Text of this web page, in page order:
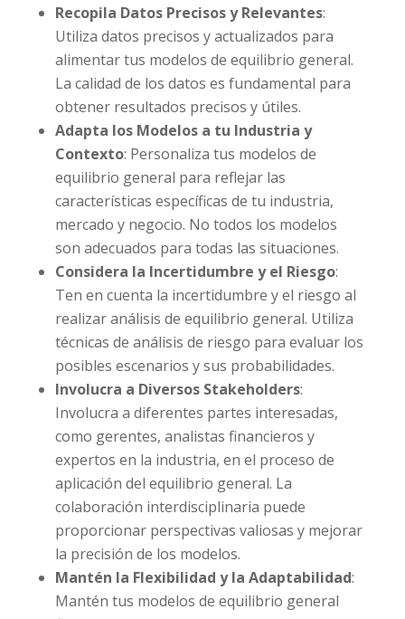
Recopila Datos Precisos y Relevantes:
Utiliza datos precisos y actualizados para
alimentar tus modelos de equilibrio general.
La calidad de los datos es fundamental para
obtener resultados precisos y útiles.
Adapta los Modelos a tu Industria y
Contexto: Personaliza tus modelos de
equilibrio general para reflejar las
características específicas de tu industria,
mercado y negocio. No todos los modelos
son adecuados para todas las situaciones.
Considera la Incertidumbre y el Riesgo:
Ten en cuenta la incertidumbre y el riesgo al
realizar análisis de equilibrio general. Utiliza
técnicas de análisis de riesgo para evaluar los
posibles escenarios y sus probabilidades.
Involucra a Diversos Stakeholders:
Involucra a diferentes partes interesadas,
como gerentes, analistas financieros y
expertos en la industria, en el proceso de
aplicación del equilibrio general. La
colaboración interdisciplinaria puede
proporcionar perspectivas valiosas y mejorar
la precisión de los modelos.
Mantén la Flexibilidad y la Adaptabilidad:
Mantén tus modelos de equilibrio general